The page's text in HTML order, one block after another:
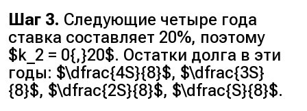
Шаг 3. Следующие четыре года
ставка составляет 20%, поэтому
$k_2 = 0{,}20$. Остатки долга в эти
годы: $\dfrac{4S}{8}$, $\dfrac{3S}
{8}$, $\dfrac{2S}{8}$, $\dfrac{S}{8}$.